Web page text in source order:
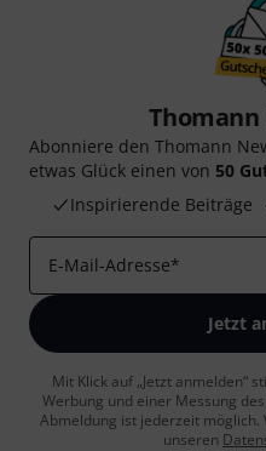
Abonniere den Thomann
etwas Glück einen von 50
Inspirierende Beiträge
E-Mail-Adresse*
Jetzt
Mit Klick auf „Jetzt anmelden“
Werbung und einer Messung
Abmeldung ist jederzeit
unseren